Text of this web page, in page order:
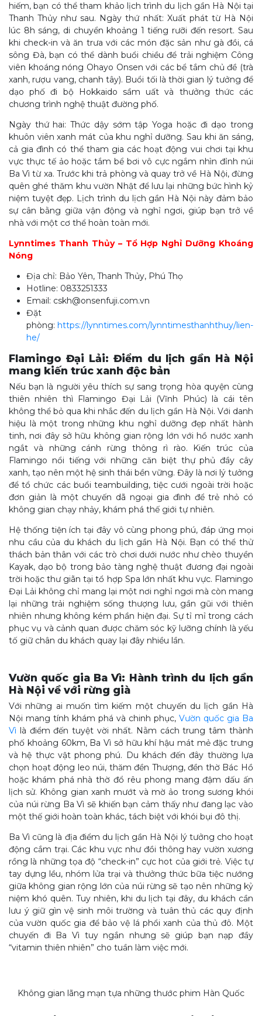
hiếm, bạn có thể tham khảo lịch trình du lịch gần Hà Nội tại
Thanh Thủy như sau. Ngày thứ nhất: Xuất phát từ Hà Nội
lúc 8h sáng, di chuyển khoảng 1 tiếng rưỡi đến resort. Sau
khi check-in và ăn trưa với các món đặc sản như gà đồi, cá
sông Đà, bạn có thể dành buổi chiều để trải nghiệm Công
viên khoáng nóng Ohayo Onsen với các bể tắm chủ đề (trà
xanh, rượu vang, chanh tây). Buổi tối là thời gian lý tưởng để
dạo phố đi bộ Hokkaido sầm uất và thưởng thức các
chương trình nghệ thuật đường phố.
Ngày thứ hai: Thức dậy sớm tập Yoga hoặc đi dạo trong
khuôn viên xanh mát của khu nghỉ dưỡng. Sau khi ăn sáng,
cả gia đình có thể tham gia các hoạt động vui chơi tại khu
vực thực tế ảo hoặc tắm bể bơi vô cực ngắm nhìn đỉnh núi
Ba Vì từ xa. Trước khi trả phòng và quay trở về Hà Nội, đừng
quên ghé thăm khu vườn Nhật để lưu lại những bức hình kỷ
niệm tuyệt đẹp. Lịch trình du lịch gần Hà Nội này đảm bảo
sự cân bằng giữa vận động và nghỉ ngơi, giúp bạn trở về
nhà với một cơ thể hoàn toàn mới.
Lynntimes Thanh Thủy – Tổ Hợp Nghỉ Dưỡng Khoáng
Nóng
Địa chỉ: Bảo Yên, Thanh Thủy, Phú Thọ
Hotline: 0833251333
Email: cskh@onsenfuji.com.vn
Đặt
phòng: https://lynntimes.com/lynntimesthanhthuy/lien-
he/
Flamingo Đại Lải: Điểm du lịch gần Hà Nội
mang kiến trúc xanh độc bản
Nếu bạn là người yêu thích sự sang trọng hòa quyện cùng
thiên nhiên thì Flamingo Đại Lải (Vĩnh Phúc) là cái tên
không thể bỏ qua khi nhắc đến du lịch gần Hà Nội. Với danh
hiệu là một trong những khu nghỉ dưỡng đẹp nhất hành
tinh, nơi đây sở hữu không gian rộng lớn với hồ nước xanh
ngắt và những cánh rừng thông rì rào. Kiến trúc của
Flamingo nổi tiếng với những căn biệt thự phủ đầy cây
xanh, tạo nên một hệ sinh thái bền vững. Đây là nơi lý tưởng
để tổ chức các buổi teambuilding, tiệc cưới ngoài trời hoặc
đơn giản là một chuyến dã ngoại gia đình để trẻ nhỏ có
không gian chạy nhảy, khám phá thế giới tự nhiên.
Hệ thống tiện ích tại đây vô cùng phong phú, đáp ứng mọi
nhu cầu của du khách du lịch gần Hà Nội. Bạn có thể thử
thách bản thân với các trò chơi dưới nước như chèo thuyền
Kayak, dạo bộ trong bảo tàng nghệ thuật đương đại ngoài
trời hoặc thư giãn tại tổ hợp Spa lớn nhất khu vực. Flamingo
Đại Lải không chỉ mang lại một nơi nghỉ ngơi mà còn mang
lại những trải nghiệm sống thượng lưu, gần gũi với thiên
nhiên nhưng không kém phần hiện đại. Sự tỉ mỉ trong cách
phục vụ và cảnh quan được chăm sóc kỹ lưỡng chính là yếu
tố giữ chân du khách quay lại đây nhiều lần.
Vườn quốc gia Ba Vì: Hành trình du lịch gần
Hà Nội về với rừng già
Với những ai muốn tìm kiếm một chuyến du lịch gần Hà
Nội mang tính khám phá và chinh phục, Vườn quốc gia Ba
Vì là điểm đến tuyệt vời nhất. Nằm cách trung tâm thành
phố khoảng 60km, Ba Vì sở hữu khí hậu mát mẻ đặc trưng
và hệ thực vật phong phú. Du khách đến đây thường lựa
chọn hoạt động leo núi, thăm đền Thượng, đền thờ Bác Hồ
hoặc khám phá nhà thờ đổ rêu phong mang đậm dấu ấn
lịch sử. Không gian xanh mướt và mờ ảo trong sương khói
của núi rừng Ba Vì sẽ khiến bạn cảm thấy như đang lạc vào
một thế giới hoàn toàn khác, tách biệt với khói bụi đô thị.
Ba Vì cũng là địa điểm du lịch gần Hà Nội lý tưởng cho hoạt
động cắm trại. Các khu vực như đồi thông hay vườn xương
rồng là những tọa độ “check-in” cực hot của giới trẻ. Việc tự
tay dựng lều, nhóm lửa trại và thưởng thức bữa tiệc nướng
giữa không gian rộng lớn của núi rừng sẽ tạo nên những kỷ
niệm khó quên. Tuy nhiên, khi du lịch tại đây, du khách cần
lưu ý giữ gìn vệ sinh môi trường và tuân thủ các quy định
của vườn quốc gia để bảo vệ lá phổi xanh của thủ đô. Một
chuyến đi Ba Vì tuy ngắn nhưng sẽ giúp bạn nạp đầy
“vitamin thiên nhiên” cho tuần làm việc mới.
Không gian lãng mạn tựa những thước phim Hàn Quốc